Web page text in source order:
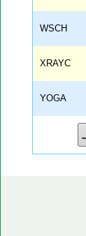
WSCH
XRAYC
YOGA